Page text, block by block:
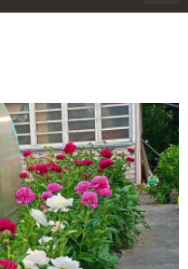
757
534